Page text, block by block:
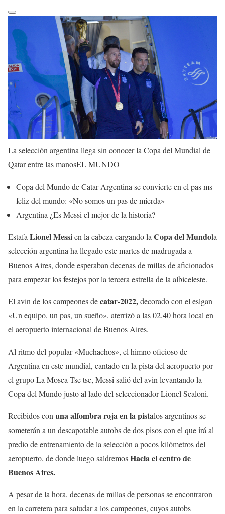
La selección argentina llega sin conocer la Copa del Mundial de
Qatar entre las manosEL MUNDO
Copa del Mundo de CatarArgentina se convierte en el pas ms
feliz del mundo: «No somos un pas de mierda»
Argentina ¿Es Messi el mejor de la historia?
Estafa Lionel Messien la cabeza cargando la Copa del Mundola
selección argentina ha llegado este martes de madrugada a
Buenos Aires, donde esperaban decenas de millas de aficionados
para empezar los festejos por la tercera estrella de la albiceleste.
El avin de los campeones decatar-2022,decorado con el eslgan
«Un equipo, un pas, un sueño», aterrizó a las 02.40 hora local en
el aeropuerto internacional de Buenos Aires.
Al ritmo del popular «Muchachos», el himno oficioso de
Argentina en este mundial, cantado en la pista del aeropuerto por
el grupo La Mosca Tse tse, Messi salió del avin levantando la
Copa del Mundo justo al lado del seleccionador Lionel Scaloni.
Recibidos con una alfombra roja en la pistalos argentinos se
someterán a un descapotable autobs de dos pisos con el que irá al
predio de entrenamiento de la selección a pocos kilómetros del
aeropuerto, de donde luego saldremosHacia el centro de
Buenos Aires.
A pesar de la hora, decenas de millas de personas se encontraron
en la carretera para saludar a los campeones, cuyos autobs